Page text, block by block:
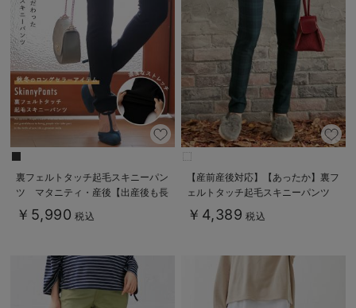
裏フェルトタッチ起毛スキニーパン
ツ マタニティ・産後【出産後も長
く使える】
￥5,990 税込
【産前産後対応】【あったか】裏フ
ェルトタッチ起毛スキニーパンツ
【出産後も長く使える】
￥4,389 税込